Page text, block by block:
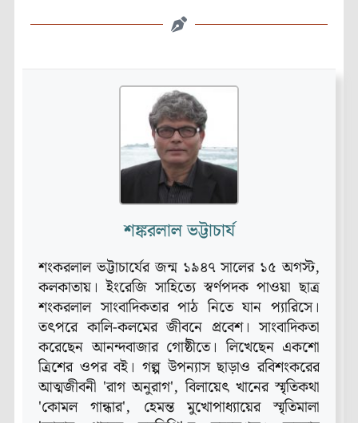
শঙ্করলাল ভট্টাচার্য
শংকরলাল ভট্টাচার্যের জন্ম ১৯৪৭ সালের ১৫ অগস্ট,
কলকাতায়। ইংরেজি সাহিত্যে স্বর্ণপদক পাওয়া ছাত্র
শংকরলাল সাংবাদিকতার পাঠ নিতে যান প্যারিসে।
তৎপরে কালি-কলমের জীবনে প্রবেশ। সাংবাদিকতা
করেছেন আনন্দবাজার গোষ্ঠীতে। লিখেছেন একশো
ত্রিশের ওপর বই। গল্প উপন্যাস ছাড়াও রবিশংকরের
আত্মজীবনী 'রাগ অনুরাগ', বিলায়েৎ খানের স্মৃতিকথা
'কোমল গান্ধার', হেমন্ত মুখোপাধ্যায়ের স্মৃতিমালা